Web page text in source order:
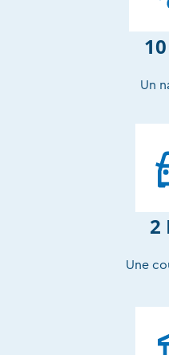
Un
2
Une